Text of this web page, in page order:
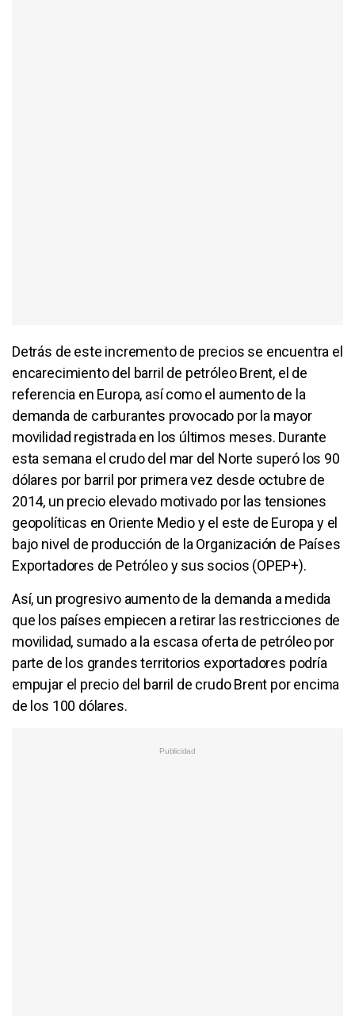
Detrás de este incremento de precios se encuentra el
encarecimiento del barril de petróleo Brent, el de
referencia en Europa, así como el aumento de la
demanda de carburantes provocado por la mayor
movilidad registrada en los últimos meses. Durante
esta semana el crudo del mar del Norte superó los 90
dólares por barril por primera vez desde octubre de
2014, un precio elevado motivado por las tensiones
geopolíticas en Oriente Medio y el este de Europa y el
bajo nivel de producción de la Organización de Países
Exportadores de Petróleo y sus socios (OPEP+).
Así, un progresivo aumento de la demanda a medida
que los países empiecen a retirar las restricciones de
movilidad, sumado a la escasa oferta de petróleo por
parte de los grandes territorios exportadores podría
empujar el precio del barril de crudo Brent por encima
de los 100 dólares.